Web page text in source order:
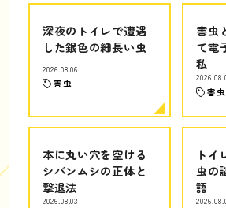
深夜のトイレで遭遇
した銀色の細長い虫
2026.08.06
害虫
害虫
て電
私
害虫
本に丸い穴を空ける
シバンムシの正体と
撃退法
2026.08.03
トイ
虫の
語